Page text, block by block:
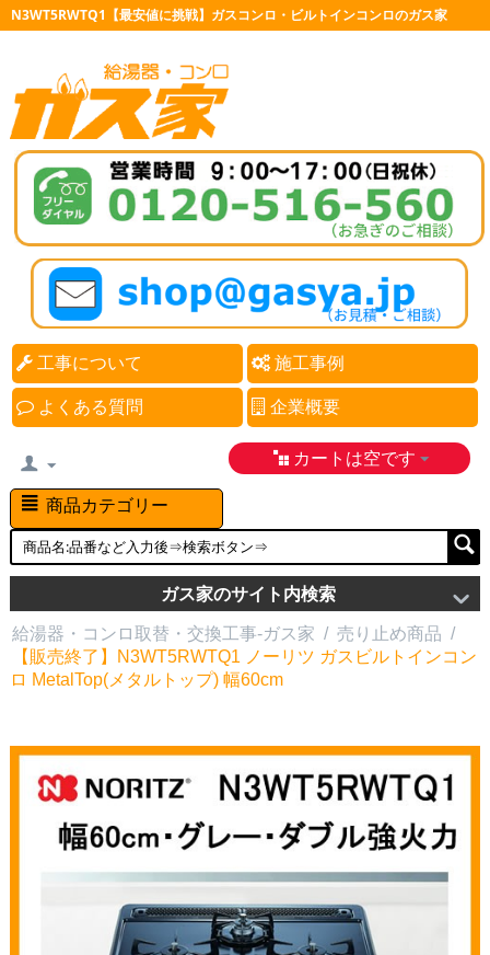
N3WT5RWTQ1【最安値に挑戦】ガスコンロ・ビルトインコンロのガス家
工事について 施工事例
よくある質問 企業概要
カートは空です
商品カテゴリー
ガス家のサイト内検索
給湯器・コンロ取替・交換工事-ガス家 / 売り止め商品 /
【販売終了】N3WT5RWTQ1 ノーリツ ガスビルトインコン
ロ MetalTop(メタルトップ) 幅60cm